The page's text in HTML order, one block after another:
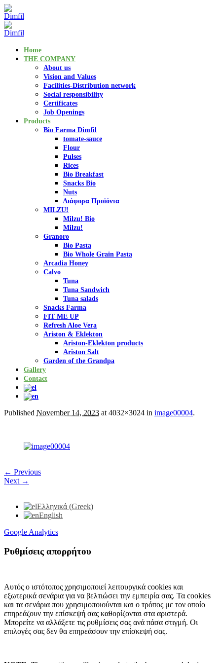
Home
THE COMPANY
About us
Vision and Values
Facilities-Distribution network
Social responsibility
Certificates
Job Openings
Products
Bio Farma Dimfil
tomate-sauce
Flour
Pulses
Rices
Bio Breakfast
Snacks Bio
Nuts
Διάφορα Προϊόντα
MILZU!
Milzu! Bio
Milzu!
Granoro
Bio Pasta
Bio Whole Grain Pasta
Arcadia Honey
Calvo
Tuna
Tuna Sandwich
Tuna salads
Snacks Farma
FIT ME UP
Refresh Aloe Vera
Ariston & Eklekton
Ariston-Eklekton products
Ariston Salt
Garden of the Grandpa
Gallery
Contact
Published November 14, 2023 at 4032×3024 in image00004.
← Previous
Next →
Ελληνικά (Greek)
English
Google Analytics
Ρυθμίσεις απορρήτου
Αυτός ο ιστότοπος χρησιμοποιεί λειτουργικά cookies και
εξωτερικά σενάρια για να βελτιώσει την εμπειρία σας. Τα cookies
και τα σενάρια που χρησιμοποιούνται και ο τρόπος με τον οποίο
επηρεάζουν την επίσκεψή σας καθορίζονται στα αριστερά.
Μπορείτε να αλλάξετε τις ρυθμίσεις σας ανά πάσα στιγμή. Οι
επιλογές σας δεν θα επηρεάσουν την επίσκεψή σας.